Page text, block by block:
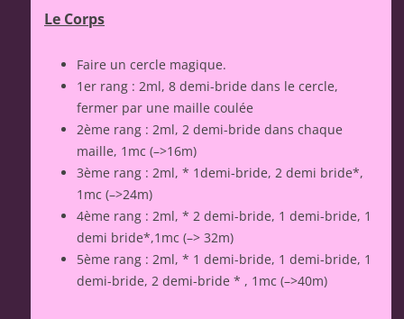
Le Corps
Faire un cercle magique.
1er rang : 2ml, 8 demi-bride dans le cercle,
fermer par une maille coulée
2ème rang : 2ml, 2 demi-bride dans chaque
maille, 1mc (–>16m)
3ème rang : 2ml, * 1demi-bride, 2 demi bride*,
1mc (–>24m)
4ème rang : 2ml, * 2 demi-bride, 1 demi-bride, 1
demi bride*,1mc (–> 32m)
5ème rang : 2ml, * 1 demi-bride, 1 demi-bride, 1
demi-bride, 2 demi-bride * , 1mc (–>40m)